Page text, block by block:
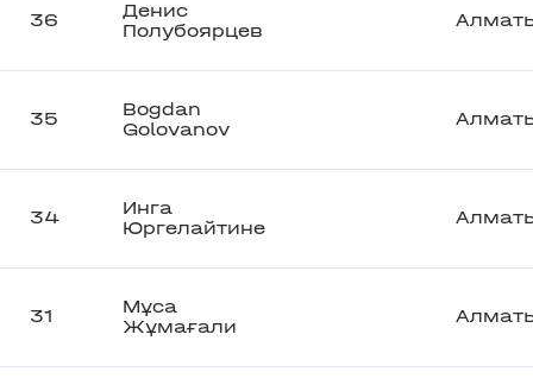
36
Денис
Полубоярцев
35
Bogdan
Golovanov
34
Инга
Юргелайтине
31
Мұса
Жұмағали